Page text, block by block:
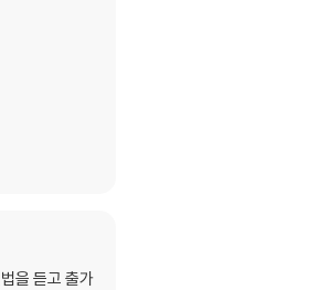
을 듣고 출가